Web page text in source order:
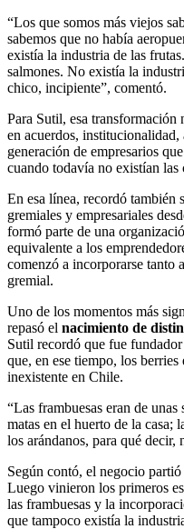
“Los que somos más viejos
sabemos que no había
existía la industria de las
salmones. No existía la
chico, incipiente”, comentó.
Para Sutil, esa transformación
en acuerdos,
generación de empresarios
cuando todavía no existían las
En esa línea, recordó también
gremiales y empresariales
formó parte de una
equivalente a los
comenzó a incorporarse tanto
gremial.
Uno de los momentos más
repasó el nacimiento de
Sutil recordó que fue
que, en ese tiempo, los
inexistente en Chile.
“Las frambuesas eran de
matas en el huerto de la casa;
los arándanos, para qué decir,
Según contó, el negocio
Luego vinieron los primeros
las frambuesas y la
que tampoco existía la